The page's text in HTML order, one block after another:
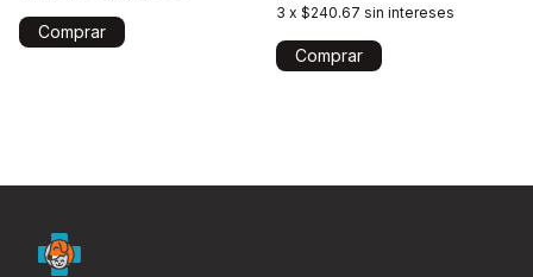
3 x $240.67 sin intereses
Comprar